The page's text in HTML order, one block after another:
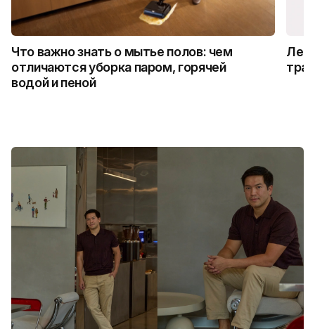
Что важно знать о мытье полов: чем
отличаются уборка паром, горячей
водой и пеной